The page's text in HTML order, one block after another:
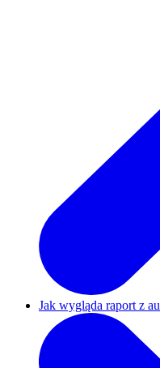
Jak wygląda raport z